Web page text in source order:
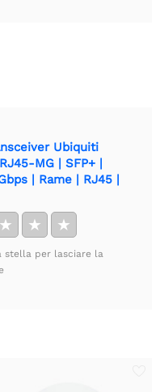
Ubiquiti
MG | SFP+ |
| Rame | RJ45 |
★ ★ ★
stella per lasciare la